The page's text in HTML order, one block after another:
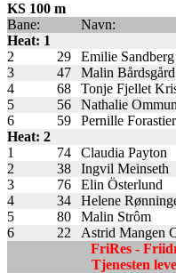
KS 100 m
Bane:
Navn:
Heat: 1
2
29 Emilie Sandberg
3
47 Malin
4
68 Tonje Fjellet
5
56 Nathalie
6
59 Pernille
Heat: 2
1
74 Claudia Payton
2
38 Ingvil Meinseth
3
76 Elin Österlund
4
34 Helene
5
80 Malin Strôm
6
22 Astrid Mangen
FriRes -
Tjenesten